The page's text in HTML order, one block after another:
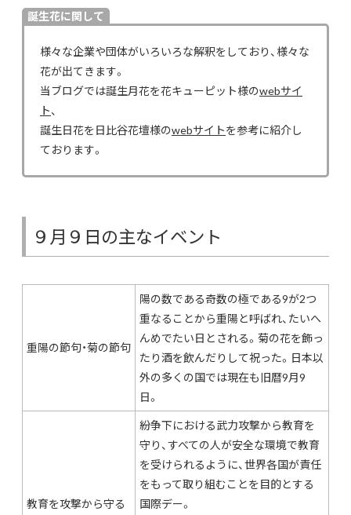
誕生花に関して
様々な企業や団体がいろいろな解釈をしており、様々な
花が出てきます。
当ブログでは誕生月花を花キューピット様のwebサイ
ト、
誕生日花を日比谷花壇様のwebサイトを参考に紹介し
ております。
９月９日の主なイベント
重陽の節句・菊の節句
陽の数である奇数の極である9が2つ
重なることから重陽と呼ばれ、たいへ
んめでたい日とされる。菊の花を飾っ
たり酒を飲んだりして祝った。日本以
外の多くの国では現在も旧暦9月9
日。
教育を攻撃から守る
紛争下における武力攻撃から教育を
守り、すべての人が安全な環境で教育
を受けられるように、世界各国が責任
をもって取り組むことを目的とする
国際デー。